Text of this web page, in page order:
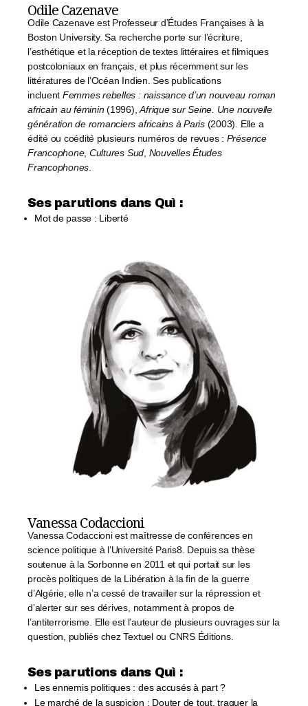
Odile Cazenave
Odile Cazenave est Professeur d’Études Françaises à la
Boston University. Sa recherche porte sur l’écriture,
l’esthétique et la réception de textes littéraires et filmiques
postcoloniaux en français, et plus récemment sur les
littératures de l’Océan Indien. Ses publications
incluent Femmes rebelles : naissance d’un nouveau roman
africain au féminin(1996),Afrique sur Seine. Une nouvelle
génération de romanciers africains à Paris(2003)
Elle a
édité ou coédité plusieurs numéros de revues : Présence
Francophone, Cultures Sud Nouvelles Études
Francophones
Ses parutions dans Quì :​
Mot de passe : Liberté
Vanessa Codaccioni
Vanessa Codaccioni est maîtresse de conférences en
science politique à l’Université Paris8. Depuis sa thèse
soutenue à la Sorbonne en 2011 et qui portait sur les
procès politiques de la Libération à la fin de la guerre
d’Algérie, elle n’a cessé de travailler sur la répression et
d’alerter sur ses dérives, notamment à propos de
l’antiterrorisme. Elle est l’auteur de plusieurs ouvrages sur la
question, publiés chez Textuel ou CNRS Éditions.
Ses parutions dans Quì :​
Les ennemis politiques : des accusés à part ?
Le marché de la suspicion : Douter de tout, traquer la